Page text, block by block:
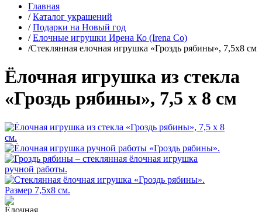
Главная
/Каталог украшений
/Подарки на Новый год
/Елочные игрушки Ирена Ко (Irena Co)
/Стеклянная елочная игрушка «Гроздь рябины», 7,5х8 см
Ёлочная игрушка из стекла
«Гроздь рябины», 7,5 х 8 см